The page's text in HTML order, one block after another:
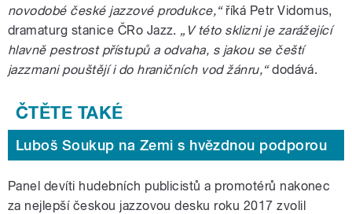
novodobé české jazzové produkce,“říká Petr Vidomus,
dramaturg stanice ČRo Jazz. „V této sklizni je zarážející
hlavně pestrost přístupů a odvaha, s jakou se čeští
jazzmani pouštějí i do hraničních vod žánru,“dodává.
Luboš Soukup na Zemi s hvězdnou podporou
Panel devíti hudebních publicistů a promotérů nakonec
za nejlepší českou jazzovou desku roku 2017 zvolil